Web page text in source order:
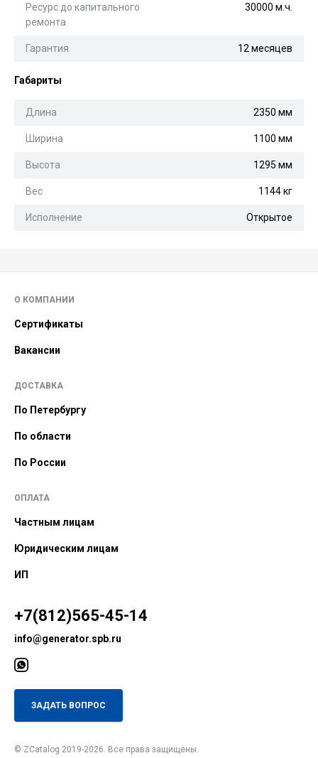
Ресурс до капитального
ремонта
30000 м.ч.
Гарантия 12 месяцев
Габариты
Длина 2350 мм
Ширина 1100 мм
Высота 1295 мм
Вес 1144 кг
Исполнение Открытое
О КОМПАНИИ
Сертификаты
Вакансии
ДОСТАВКА
По Петербургу
По области
По России
ОПЛАТА
Частным лицам
Юридическим лицам
ИП
+7(812)565-45-14
info@generator.spb.ru
ЗАДАТЬ ВОПРОС
© ZCatalog 2019-2026. Все права защищены.